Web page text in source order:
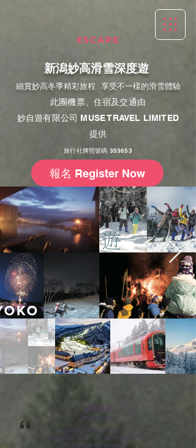
ESCAPE
新潟妙高滑雪深度遊
細賞妙高冬季精彩旅程 享受不一樣的滑雪體驗
此團機票、住宿及交通由
妙自遊有限公司 MUSE TRAVEL LIMITED
提供
旅行社牌照號碼 353653
報名 Register Now
妙高高原
Myoko-kogen
妙高高原是日本最古老的滑雪區之一。
雪量豐富並以「豪雪」見稱，備有日本最長滑雪道。
主要由幾個滑雪勝地互相組成：
“